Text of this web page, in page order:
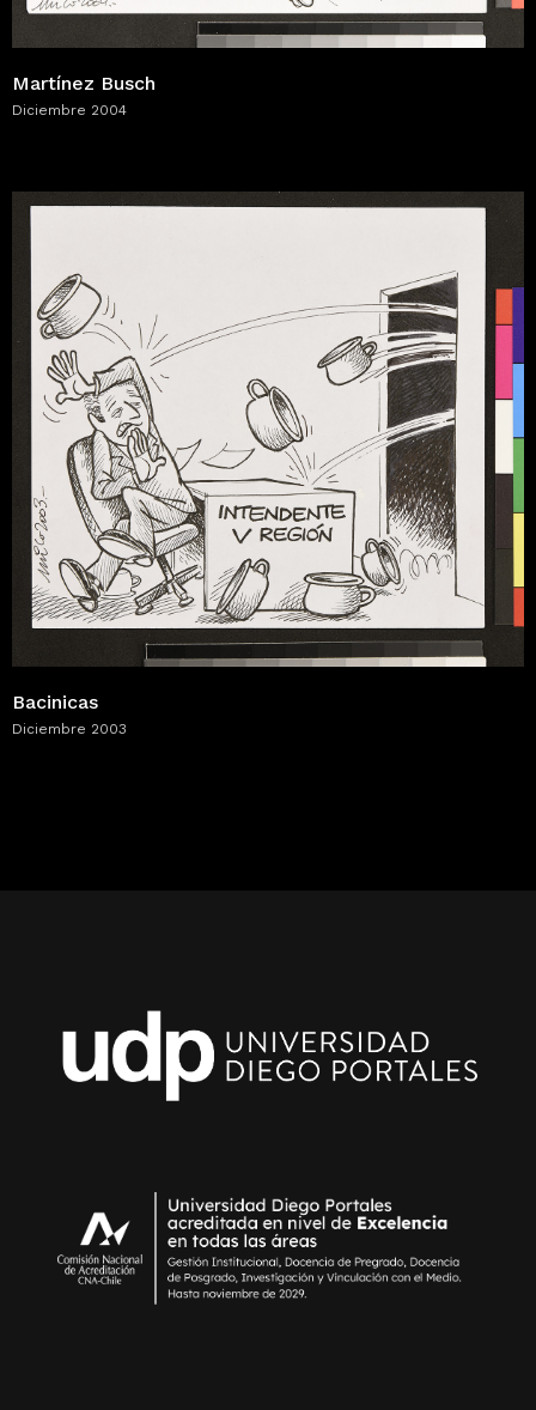
Martínez Busch
Diciembre 2004
Bacinicas
Diciembre 2003